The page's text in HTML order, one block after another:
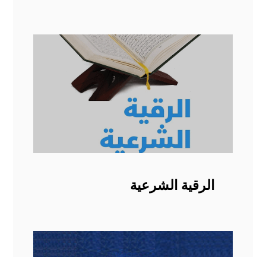
الرقية الشرعية